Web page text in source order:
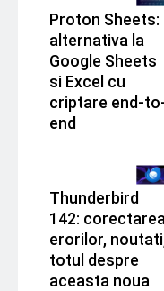
Proton Sheets:
alternativa la
Google Sheets
si Excel cu
criptare end-
end
Thunderbird
142: corectarea
erorilor,
totul despre
aceasta noua